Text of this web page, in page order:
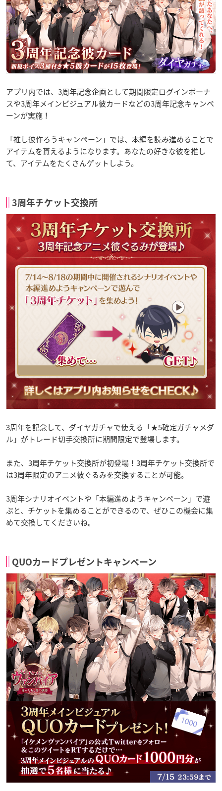
アプリ内では、3周年記念企画として期間限定ログインボーナ
スや3周年メインビジュアル彼カードなどの3周年記念キャンペ
ーンが実施！
「推し彼作ろうキャンペーン」では、本編を読み進めることで
アイテムを貰えるようになります。あなたの好きな彼を推し
て、アイテムをたくさんゲットしよう。
3周年チケット交換所
3周年を記念して、ダイヤガチャで使える「★5確定ガチャメダ
ル」がトレード切手交換所に期間限定で登場します。
また、3周年チケット交換所が初登場！3周年チケット交換所で
は3周年限定のアニメ彼ぐるみを交換することが可能。
3周年シナリオイベントや「本編進めようキャンペーン」で遊
ぶと、チケットを集めることができるので、ぜひこの機会に集
めて交換してくださいね。
QUOカードプレゼントキャンペーン